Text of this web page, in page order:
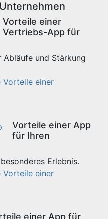
Vorteile einer
Vertriebs-App für
Abläufe und Stärkung
Vorteile einer
Vorteile einer App
für Ihren
Erlebnis.
Vorteile einer
einer App für